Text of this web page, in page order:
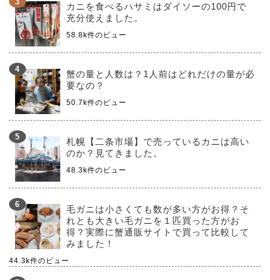
カニを食べるハサミはダイソーの100円で
充分使えました。
58.8k件のビュー
蟹の量と人数は？1人前はどれだけの量が必
要なの？
50.7k件のビュー
札幌【二条市場】で売っているカニは高い
のか？見てきました。
48.3k件のビュー
毛ガニは小さくても数が多い方がお得？そ
れとも大きい毛ガニを１匹買った方がお
得？実際に蟹通販サイトで買って比較して
みました！
44.3k件のビュー